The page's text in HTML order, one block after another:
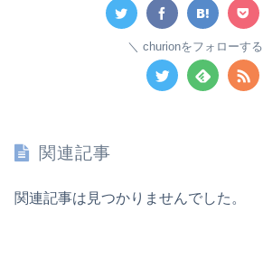
churionをフォローする
関連記事
関連記事は見つかりませんでした。